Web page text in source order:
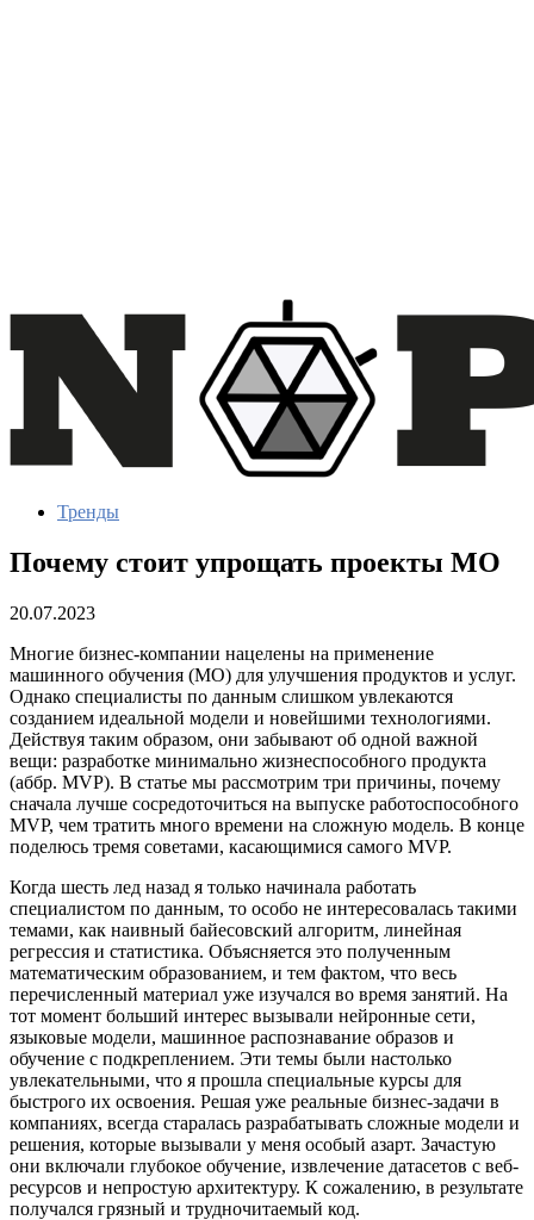
Тренды
Почему стоит упрощать проекты МО
20.07.2023
Многие бизнес-компании нацелены на применение
машинного обучения (МО) для улучшения продуктов и услуг.
Однако специалисты по данным слишком увлекаются
созданием идеальной модели и новейшими технологиями.
Действуя таким образом, они забывают об одной важной
вещи: разработке минимально жизнеспособного продукта
(аббр. MVP). В статье мы рассмотрим три причины, почему
сначала лучше сосредоточиться на выпуске работоспособного
MVP, чем тратить много времени на сложную модель. В конце
поделюсь тремя советами, касающимися самого MVP.
Когда шесть лед назад я только начинала работать
специалистом по данным, то особо не интересовалась такими
темами, как наивный байесовский алгоритм, линейная
регрессия и статистика. Объясняется это полученным
математическим образованием, и тем фактом, что весь
перечисленный материал уже изучался во время занятий. На
тот момент больший интерес вызывали нейронные сети,
языковые модели, машинное распознавание образов и
обучение с подкреплением. Эти темы были настолько
увлекательными, что я прошла специальные курсы для
быстрого их освоения. Решая уже реальные бизнес-задачи в
компаниях, всегда старалась разрабатывать сложные модели и
решения, которые вызывали у меня особый азарт. Зачастую
они включали глубокое обучение, извлечение датасетов с веб-
ресурсов и непростую архитектуру. К сожалению, в результате
получался грязный и трудночитаемый код.